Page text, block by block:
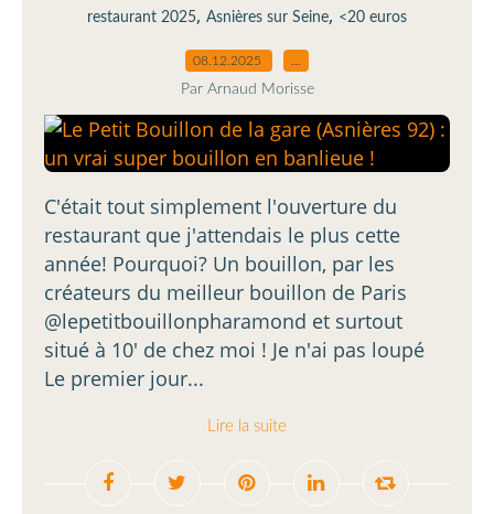
restaurant 2025, Asnières sur Seine, <20 euros
08.12.2025
Par Arnaud Morisse
C'était tout simplement l'ouverture du
restaurant que j'attendais le plus cette
année! Pourquoi? Un bouillon, par les
créateurs du meilleur bouillon de Paris
@lepetitbouillonpharamond et surtout
situé à 10' de chez moi ! Je n'ai pas loupé
Le premier jour...
Lire la suite